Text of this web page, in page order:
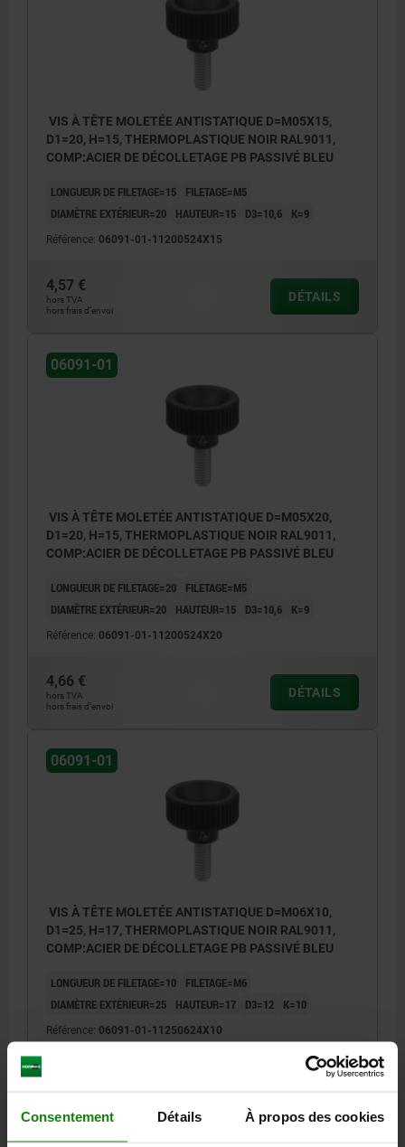
Consentement Détails À propos des cookies
VIS À TÊTE MOLETÉE ANTISTATIQUE D=M05X15,
D1=20, H=15, THERMOPLASTIQUE NOIR RAL9011,
COMP:ACIER DE DÉCOLLETAGE PB PASSIVÉ BLEU
LONGUEUR DE FILETAGE=15
FILETAGE=M5
DIAMÈTRE EXTÉRIEUR=20
HAUTEUR=15 D3=10,6 K=9
Référence: 06091-01-11200524X15
4,57 €
hors TVA
hors frais d’envoi
DÉTAILS
06091-01
VIS À TÊTE MOLETÉE ANTISTATIQUE D=M05X20,
D1=20, H=15, THERMOPLASTIQUE NOIR RAL9011,
COMP:ACIER DE DÉCOLLETAGE PB PASSIVÉ BLEU
LONGUEUR DE FILETAGE=20
FILETAGE=M5
DIAMÈTRE EXTÉRIEUR=20
HAUTEUR=15 D3=10,6 K=9
Référence: 06091-01-11200524X20
4,66 €
hors TVA
hors frais d’envoi
DÉTAILS
06091-01
VIS À TÊTE MOLETÉE ANTISTATIQUE D=M06X10,
D1=25, H=17, THERMOPLASTIQUE NOIR RAL9011,
COMP:ACIER DE DÉCOLLETAGE PB PASSIVÉ BLEU
LONGUEUR DE FILETAGE=10
FILETAGE=M6
DIAMÈTRE EXTÉRIEUR=25
HAUTEUR=17 D3=12 K=10
Référence: 06091-01-11250624X10